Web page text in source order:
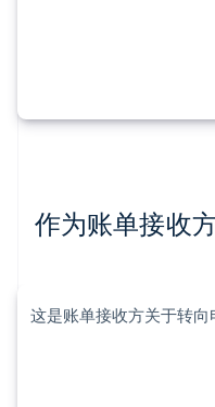
作为账单接收
这是账单接收方关于转向